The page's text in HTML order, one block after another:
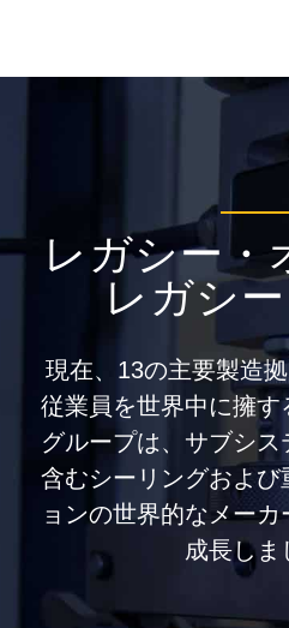
レガシー・
レガシ
現在、13の主要製造
従業員を世界中に擁す
グループは、サブシ
含むシーリングおよ
ョンの世界的なメー
成長しま